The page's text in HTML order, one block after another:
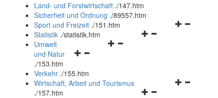
und
schließen
Land- und Forstwirtschaft ./147.htm
Sicherheit und Ordnung ./89557.htm
Navigationsmenü
Sport und Freizeit ./151.htm
Navigationsmenü
Statistik ./statistik.htm
Navigationsmenü
und
schließen
Umwelt
und Natur
./153.htm
Verkehr ./155.htm
Navigationsmenü
Wirtschaft, Arbeit und Tourismus
./157.htm